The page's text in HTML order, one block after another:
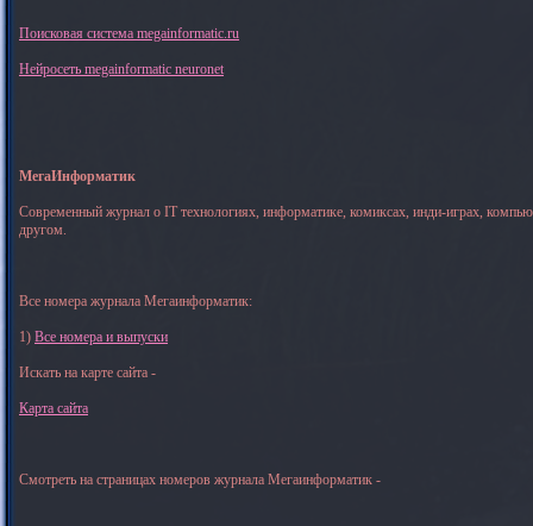
Поисковая система megainformatic.ru
Нейросеть megainformatic neuronet
МегаИнформатик
Современный журнал о IT технологиях, информатике, комиксах, инди-играх,
другом.
Все номера журнала Мегаинформатик:
1) Все номера и выпуски
Искать на карте сайта -
Карта сайта
Смотреть на страницах номеров журнала Мегаинформатик -